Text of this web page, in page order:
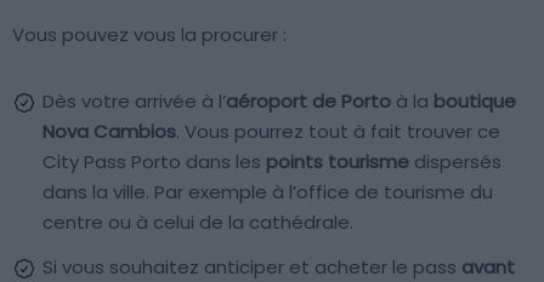
Vous pouvez vous la procurer :
Dès votre arrivée à l’aéroport de Porto à la boutique
Nova Cambios. Vous pourrez tout à fait trouver ce
City Pass Porto dans les points tourisme dispersés
dans la ville. Par exemple à l’office de tourisme du
centre ou à celui de la cathédrale.
Si vous souhaitez anticiper et acheter le pass avant